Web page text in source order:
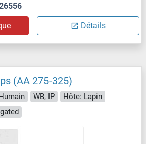
Détails
(AA 275-325)
WB, IP
Hôte: Lapin